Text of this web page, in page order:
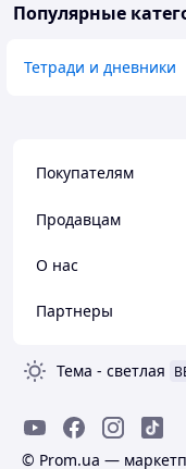
Популярные
Тетради и дневники
Покупателям
Продавцам
О нас
Партнеры
Тема - светлая
© Prom.ua —